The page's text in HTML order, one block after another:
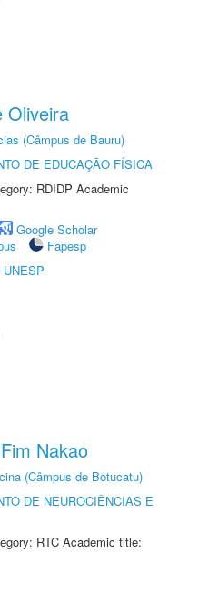
Oliveira
(Câmpus de Bauru)
DE EDUCAÇÃO FÍSICA
RDIDP Academic
Google Scholar
Fapesp
Nakao
(Câmpus de Botucatu)
DE NEUROCIÊNCIAS E
RTC Academic title: